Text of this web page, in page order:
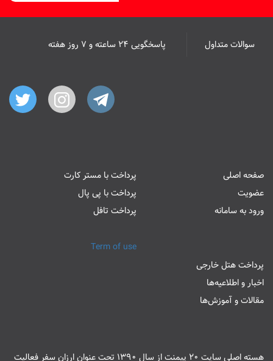
سوالات متداول پاسخگویی ۲۴ ساعته و ۷ روز هفته
صفحه اصلی
عضویت
ورود به سامانه
پرداخت با مستر کارت
پرداخت با پی پال
پرداخت تافل
پرداخت هتل خارجی
اخبار و اطلاعیه‌ها
مقالات و آموزش‌ها
هسته اصلی سایت 20 پیمنت از سال 1390 تحت عنوان ارزان سفر فعالیت
Term of use